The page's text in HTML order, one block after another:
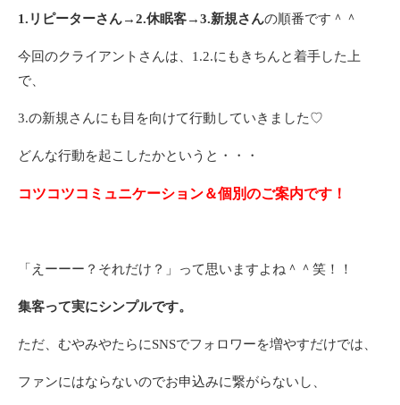
1.リピーターさん→2.休眠客→3.新規さんの順番です＾＾
今回のクライアントさんは、1.2.にもきちんと着手した上
で、
3.の新規さんにも目を向けて行動していきました♡
どんな行動を起こしたかというと・・・
コツコツコミュニケーション＆個別のご案内です！
「えーーー？それだけ？」って思いますよね＾＾笑！！
集客って実にシンプルです。
ただ、むやみやたらにSNSでフォロワーを増やすだけでは、
ファンにはならないのでお申込みに繋がらないし、